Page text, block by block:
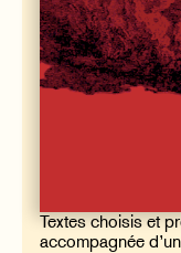
Textes choisis et
accompagnée